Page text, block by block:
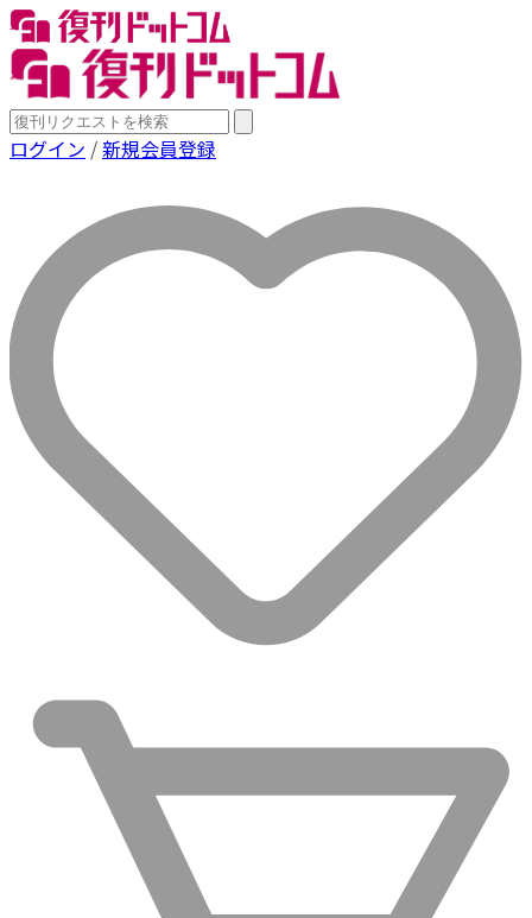
ログイン /新規会員登録